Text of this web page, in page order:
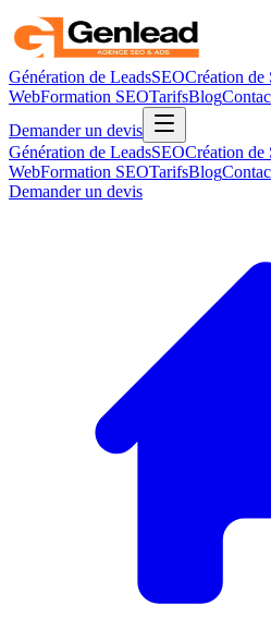
Génération de LeadsSEOCréation de
WebFormation SEOTarifsBlog
Demander un devis
Génération de LeadsSEOCréation de
WebFormation SEOTarifsBlog
Demander un devis